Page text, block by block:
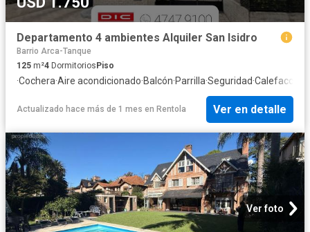
Departamento 4 ambientes Alquiler San Isidro
Barrio Arca-Tanque
125 m²4 Dormitorios Piso
·Cochera·Aire acondicionado·Balcón·Parrilla·Seguridad·Calefacción
Actualizado hace más de 1 mes en Rentola Ver en detalle
Ver foto